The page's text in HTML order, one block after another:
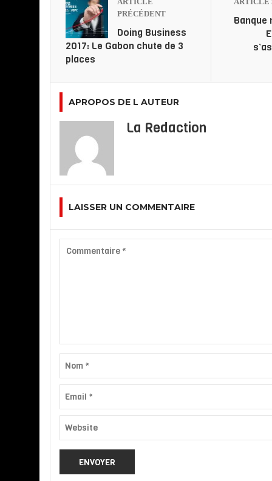
PRÉCÉDENT
Doing Business
2017: Le Gabon chute de 3
places
Banque
APROPOS DE L AUTEUR
La Redaction
LAISSER UN COMMENTAIRE